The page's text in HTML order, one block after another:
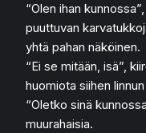
“Olen ihan
puuttuvan
yhtä pahan näköinen.
“Ei se mitään, isä”,
huomiota siihen
“Oletko sinä
muurahaisia.